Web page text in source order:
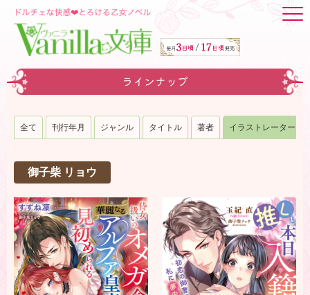
ラインナップ
全て 刊行年月 ジャンル タイトル 著者 イラストレーター
御子柴 リョウ